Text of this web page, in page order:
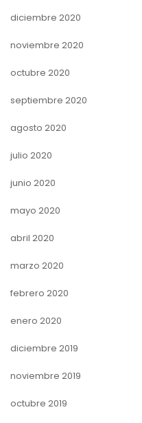
diciembre 2020
noviembre 2020
octubre 2020
septiembre 2020
agosto 2020
julio 2020
junio 2020
mayo 2020
abril 2020
marzo 2020
febrero 2020
enero 2020
diciembre 2019
noviembre 2019
octubre 2019